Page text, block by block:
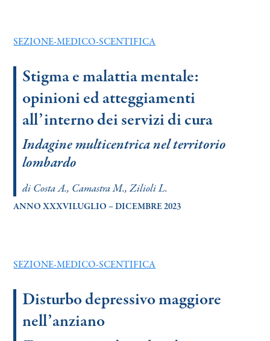
SEZIONE-MEDICO-SCENTIFICA
Stigma e malattia mentale:
opinioni ed atteggiamenti
all’interno dei servizi di cura
Indagine multicentrica nel territorio
lombardo
di Costa A., Camastra M., Zilioli L.
ANNO XXXVILUGLIO – DICEMBRE 2023
SEZIONE-MEDICO-SCENTIFICA
Disturbo depressivo maggiore
nell’anziano